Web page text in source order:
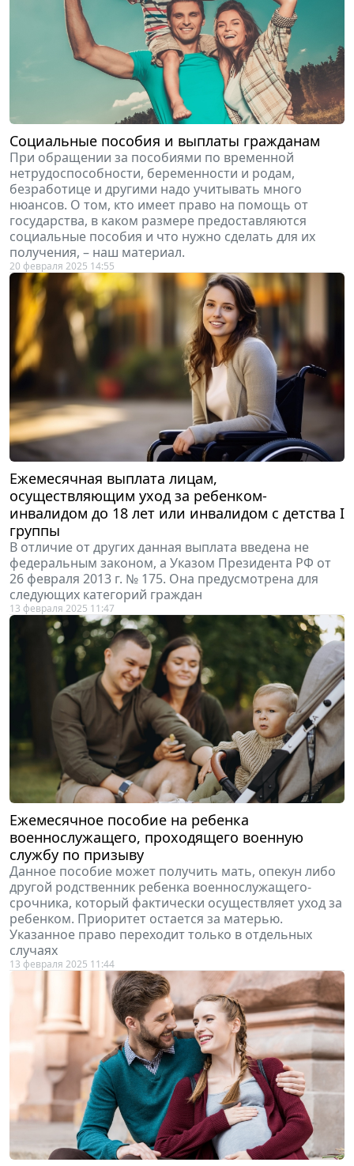
Социальные пособия и выплаты гражданам
При обращении за пособиями по временной
нетрудоспособности, беременности и родам,
безработице и другими надо учитывать много
нюансов. О том, кто имеет право на помощь от
государства, в каком размере предоставляются
социальные пособия и что нужно сделать для их
получения, – наш материал.
20 февраля 2025 14:55
Ежемесячная выплата лицам,
осуществляющим уход за ребенком-
инвалидом до 18 лет или инвалидом с детства I
группы
В отличие от других данная выплата введена не
федеральным законом, а Указом Президента РФ от
26 февраля 2013 г. № 175. Она предусмотрена для
следующих категорий граждан
13 февраля 2025 11:47
Ежемесячное пособие на ребенка
военнослужащего, проходящего военную
службу по призыву
Данное пособие может получить мать, опекун либо
другой родственник ребенка военнослужащего-
срочника, который фактически осуществляет уход за
ребенком. Приоритет остается за матерью.
Указанное право переходит только в отдельных
случаях
13 февраля 2025 11:44